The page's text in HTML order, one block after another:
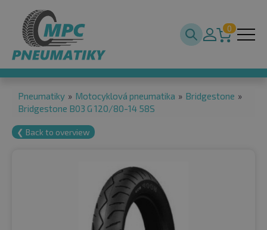
0
Pneumatiky » Motocyklová pneumatika » Bridgestone »
Bridgestone B03 G 120/80-14 58S
❮ Back to overview